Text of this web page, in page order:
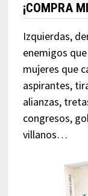
¡COMPRA
Izquierdas,
enemigos
mujeres que
aspirantes,
alianzas,
congresos,
villanos…